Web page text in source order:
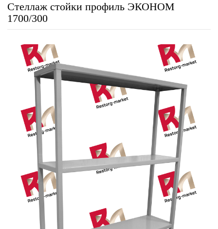
Стеллаж стойки профиль ЭКОНОМ
1700/300